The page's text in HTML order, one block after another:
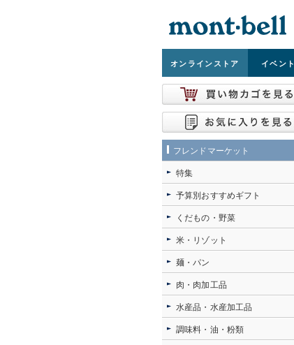
オンラインストア イベント
フレンドマーケット
特集
予算別おすすめギフト
くだもの・野菜
米・リゾット
麺・パン
肉・肉加工品
水産品・水産加工品
調味料・油・粉類